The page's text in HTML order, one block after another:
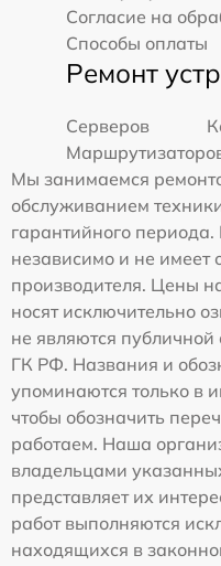
Согласие на
Способы оплаты
Ремонт
Серверов
Мы занимаемся
обслуживанием
гарантийного
независимо и не имеет
производителя. Цены
носят исключительно
не являются публичной
ГК РФ. Названия и
упоминаются только
чтобы обозначить
работаем. Наша
владельцами
представляет их
работ выполняются
находящихся в